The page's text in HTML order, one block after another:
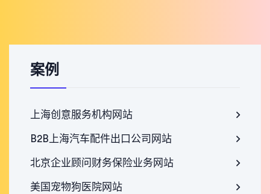
案例
上海创意服务机构网站
B2B上海汽车配件出口公司网站
北京企业顾问财务保险业务网站
美国宠物狗医院网站